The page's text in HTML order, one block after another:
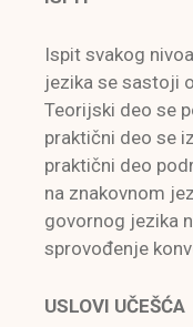
Ispit svakog
jezika se sastoji
Teorijski deo se
praktični deo se
praktični deo
na znakovnom
govornog jezika
sprovođenje
USLOVI UČEŠĆA